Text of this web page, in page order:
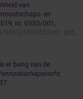
van
en
nr. 0553/001,
0553/55K0553001.pdf,
er bang van de
,